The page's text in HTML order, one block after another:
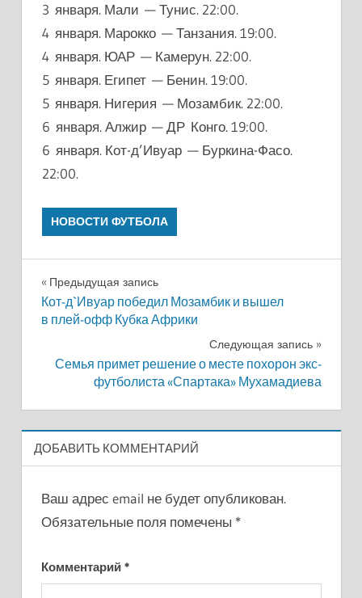
3 января. Мали — Тунис. 22:00.
4 января. Марокко — Танзания. 19:00.
4 января. ЮАР — Камерун. 22:00.
5 января. Египет — Бенин. 19:00.
5 января. Нигерия — Мозамбик. 22:00.
6 января. Алжир — ДР Конго. 19:00.
6 января. Кот-д’Ивуар — Буркина-Фасо.
22:00.
НОВОСТИ ФУТБОЛА
Навигация
по
Предыдущая запись
Кот-д`Ивуар победил Мозамбик и вышел
в плей-офф Кубка Африки
Следующая запись
Семья примет решение о месте похорон экс-
футболиста «Спартака» Мухамадиева
ДОБАВИТЬ КОММЕНТАРИЙ
Ваш адрес email не будет опубликован.
Обязательные поля помечены *
Комментарий *